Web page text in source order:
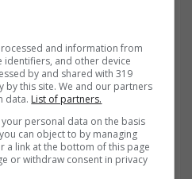
presenza di infortunio
nazionali
and information from
identifiers, and other device
by and shared with 319
by this site. We and our partners
data. List of partners.
personal data on the basis
can object to by managing
a link at the bottom of this page
or withdraw consent in privacy